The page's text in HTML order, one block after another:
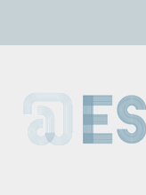
ESEI